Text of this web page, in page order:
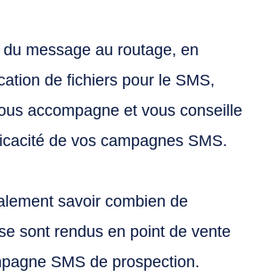
message au routage, en
de fichiers pour le SMS,
accompagne et vous conseille
de vos campagnes SMS.
savoir combien de
sont rendus en point de vente
SMS de prospection.